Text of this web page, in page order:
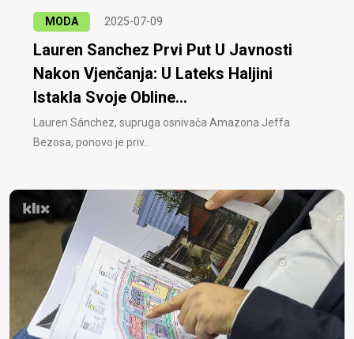
MODA 2025-07-09
Lauren Sanchez Prvi Put U Javnosti
Nakon Vjenčanja: U Lateks Haljini
Istakla Svoje Obline...
Lauren Sánchez, supruga osnivača Amazona Jeffa
Bezosa, ponovo je priv..